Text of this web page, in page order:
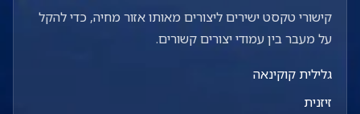
קישורי טקסט ישירים ליצורים מאותו אזור מחיה, כדי להקל
על מעבר בין עמודי יצורים קשורים.
גלילית קוקינאה
זיזנית